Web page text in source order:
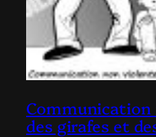
Communication
des girafes et